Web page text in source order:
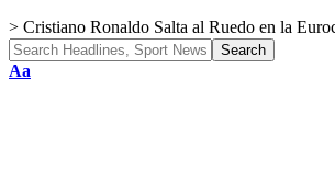
> Cristiano Ronaldo Salta al Ruedo en la
Font
Aa